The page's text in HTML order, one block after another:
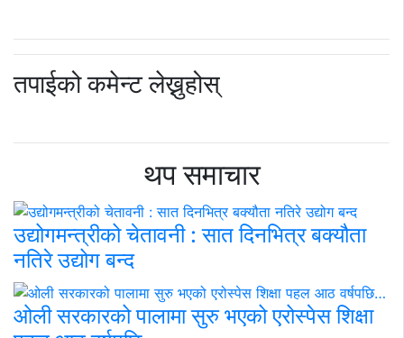
तपाईको कमेन्ट लेख्नुहोस्
थप समाचार
उद्योगमन्त्रीको चेतावनी : सात दिनभित्र बक्यौता
नतिरे उद्योग बन्द
ओली सरकारको पालामा सुरु भएको एरोस्पेस शिक्षा